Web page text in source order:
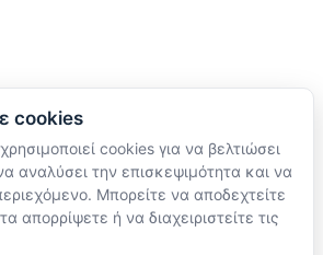
cookies
cookies για να βελτιώσει
αναλύσει την επισκεψιμότητα και να
Μπορείτε να αποδεχτείτε
απορρίψετε ή να διαχειριστείτε τις